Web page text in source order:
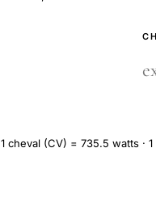
1 cheval (CV) = 735.5 watts ·